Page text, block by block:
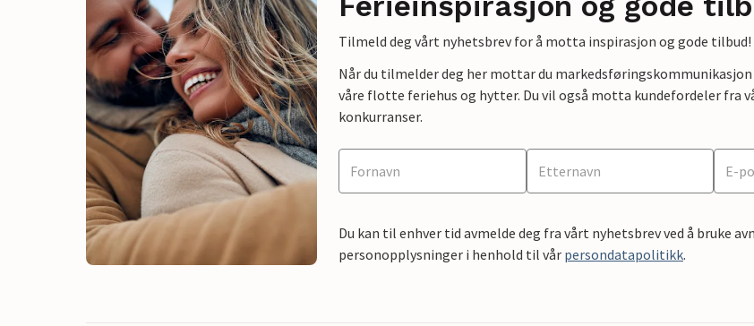
Tilmeld deg vårt nyhetsbrev for å motta inspirasjon og gode tilbud!
Når du tilmelder deg her mottar du markedsføringskommunikasjon
våre flotte feriehus og hytter. Du vil også motta kundefordeler fra
konkurranser.
Du kan til enhver tid avmelde deg fra vårt nyhetsbrev ved å bruke
personopplysninger i henhold til vår persondatapolitikk.